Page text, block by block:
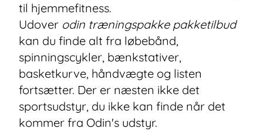
til hjemmefitness.
Udover odin træningspakke pakketilbud
kan du finde alt fra løbebånd,
spinningscykler, bænkstativer,
basketkurve, håndvægte og listen
fortsætter. Der er næsten ikke det
sportsudstyr, du ikke kan finde når det
kommer fra Odin's udstyr.